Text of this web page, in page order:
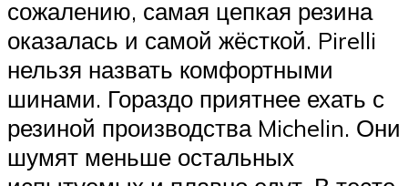
сожалению, самая цепкая резина
оказалась и самой жёсткой. Pirelli
нельзя назвать комфортными
шинами. Гораздо приятнее ехать с
резиной производства Michelin. Они
шумят меньше остальных